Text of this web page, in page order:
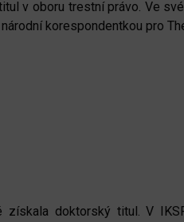
v oboru trestní právo. Ve
korespondentkou pro
doktorský titul. V